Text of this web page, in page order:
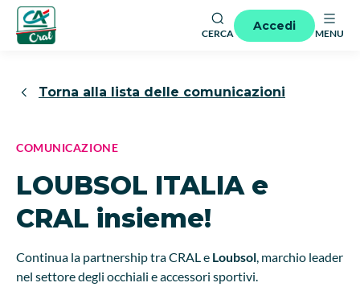
CERCA
Accedi
MENU
Torna alla lista delle comunicazioni
COMUNICAZIONE
LOUBSOL ITALIA e
CRAL insieme!
Continua la partnership tra CRAL e Loubsol, marchio leader
nel settore degli occhiali e accessori sportivi.